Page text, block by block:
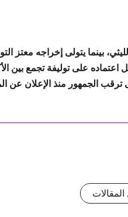
بينما يتولى إخراجه معتز
على توليفة تجمع بين
الجمهور منذ الإعلان عن